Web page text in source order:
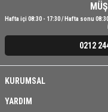
Hafta içi 08:30 - 17:30 / Hafta sonu
0212
KURUMSAL
YARDIM